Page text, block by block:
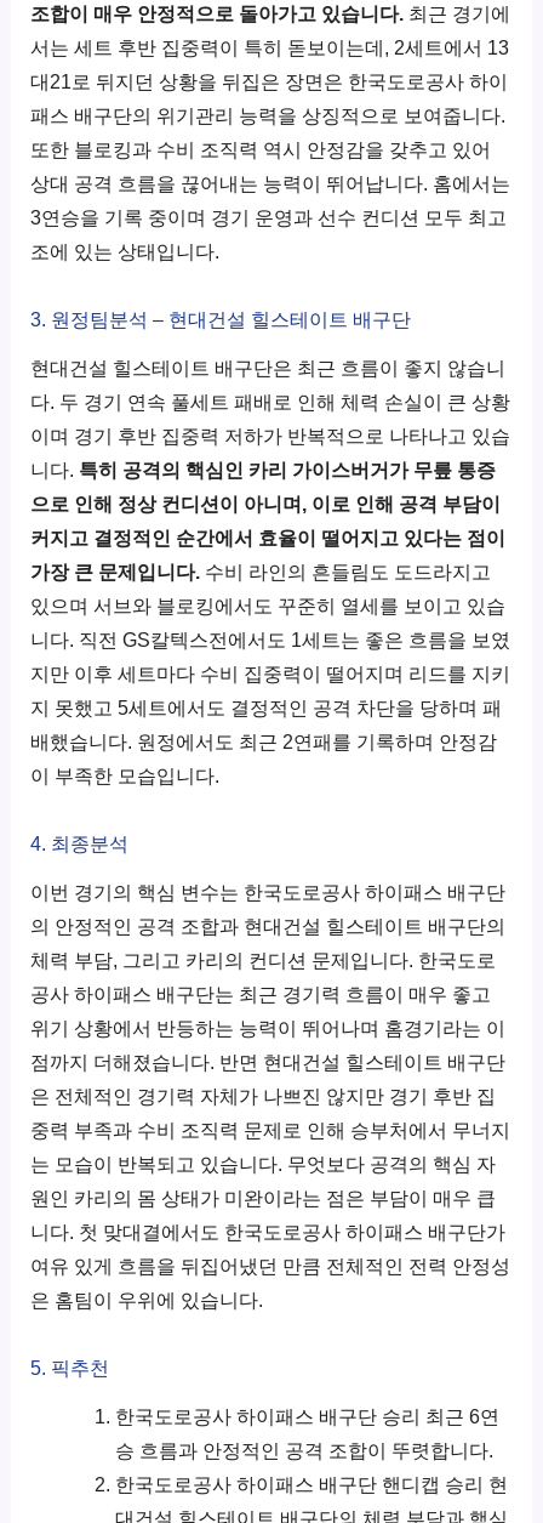
조합이 매우 안정적으로 돌아가고 있습니다. 최근 경기에
서는 세트 후반 집중력이 특히 돋보이는데, 2세트에서 13
대21로 뒤지던 상황을 뒤집은 장면은 한국도로공사 하이
패스 배구단의 위기관리 능력을 상징적으로 보여줍니다.
또한 블로킹과 수비 조직력 역시 안정감을 갖추고 있어
상대 공격 흐름을 끊어내는 능력이 뛰어납니다. 홈에서는
3연승을 기록 중이며 경기 운영과 선수 컨디션 모두 최고
조에 있는 상태입니다.
3. 원정팀분석 – 현대건설 힐스테이트 배구단
현대건설 힐스테이트 배구단은 최근 흐름이 좋지 않습니
다. 두 경기 연속 풀세트 패배로 인해 체력 손실이 큰 상황
이며 경기 후반 집중력 저하가 반복적으로 나타나고 있습
니다. 특히 공격의 핵심인 카리 가이스버거가 무릎 통증
으로 인해 정상 컨디션이 아니며, 이로 인해 공격 부담이
커지고 결정적인 순간에서 효율이 떨어지고 있다는 점이
가장 큰 문제입니다. 수비 라인의 흔들림도 도드라지고
있으며 서브와 블로킹에서도 꾸준히 열세를 보이고 있습
니다. 직전 GS칼텍스전에서도 1세트는 좋은 흐름을 보였
지만 이후 세트마다 수비 집중력이 떨어지며 리드를 지키
지 못했고 5세트에서도 결정적인 공격 차단을 당하며 패
배했습니다. 원정에서도 최근 2연패를 기록하며 안정감
이 부족한 모습입니다.
4. 최종분석
이번 경기의 핵심 변수는 한국도로공사 하이패스 배구단
의 안정적인 공격 조합과 현대건설 힐스테이트 배구단의
체력 부담, 그리고 카리의 컨디션 문제입니다. 한국도로
공사 하이패스 배구단는 최근 경기력 흐름이 매우 좋고
위기 상황에서 반등하는 능력이 뛰어나며 홈경기라는 이
점까지 더해졌습니다. 반면 현대건설 힐스테이트 배구단
은 전체적인 경기력 자체가 나쁘진 않지만 경기 후반 집
중력 부족과 수비 조직력 문제로 인해 승부처에서 무너지
는 모습이 반복되고 있습니다. 무엇보다 공격의 핵심 자
원인 카리의 몸 상태가 미완이라는 점은 부담이 매우 큽
니다. 첫 맞대결에서도 한국도로공사 하이패스 배구단가
여유 있게 흐름을 뒤집어냈던 만큼 전체적인 전력 안정성
은 홈팀이 우위에 있습니다.
5. 픽추천
한국도로공사 하이패스 배구단 승리 최근 6연
승 흐름과 안정적인 공격 조합이 뚜렷합니다.
한국도로공사 하이패스 배구단 핸디캡 승리 현
대건설 힐스테이트 배구단의 체력 부담과 핵심